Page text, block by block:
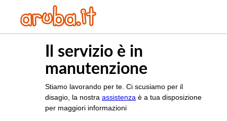
Il servizio è in
manutenzione
Stiamo lavorando per te. Ci scusiamo per il
disagio, la nostra assistenza è a tua disposizione
per maggiori informazioni